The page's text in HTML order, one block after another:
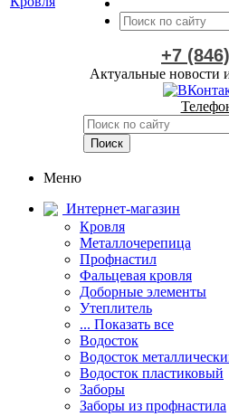
+7
Актуальные новости
Меню
Интернет-магазин
Кровля
Металлочерепица
Профнастил
Фальцевая кровля
Доборные элементы
Утеплитель
... Показать все
Водосток
Водосток
Водосток пластиковый
Заборы
Заборы из профнастила